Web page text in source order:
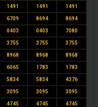
1491 1491 1491
6709 8694 8694
0403 0403 7080
3755 3755 3755
8968 8968 8968
6065 1783 1783
5834 5834 4376
3095 3095 3095
4745 4745 4745